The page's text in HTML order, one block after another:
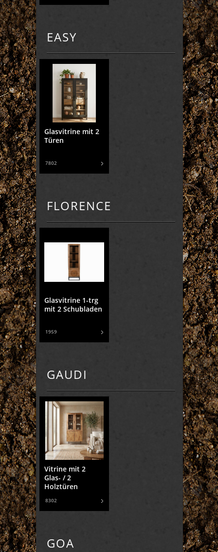
EASY
Glasvitrine mit 2
Türen
7802
FLORENCE
Glasvitrine 1-trg
mit 2 Schubladen
1959
GAUDI
Vitrine mit 2
Glas- / 2
Holztüren
8302
GOA